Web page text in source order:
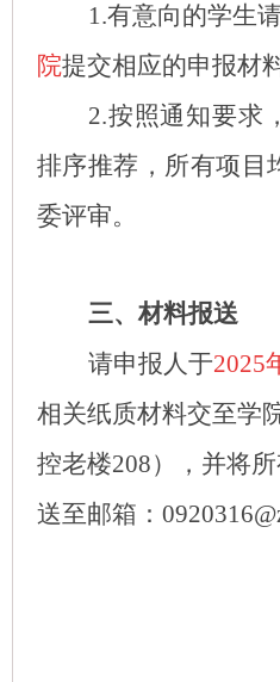
1.有意向的学生
院提交相应的申报材料
2.按照通知要求
排序推荐，所有项目
委评审。
三、材料报送
请申报人于2025
相关纸质材料交至学
控老楼208），并将
送至邮箱：